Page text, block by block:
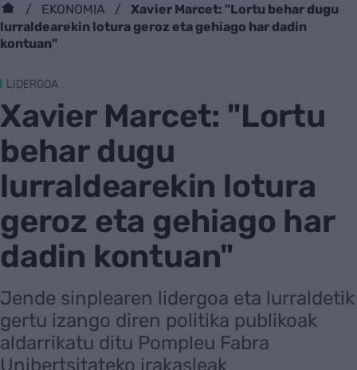
EKONOMIA
Xavier Marcet: "Lortu behar dugu
lurraldearekin lotura geroz eta gehiago har dadin
kontuan"
LIDERGOA
Xavier Marcet: "Lortu
behar dugu
lurraldearekin lotura
geroz eta gehiago har
dadin kontuan"
Jende sinplearen lidergoa eta lurraldetik
gertu izango diren politika publikoak
aldarrikatu ditu Pompleu Fabra
Unibertsitateko irakasleak